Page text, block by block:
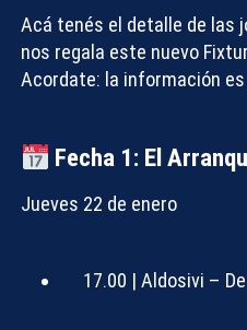
Acá tenés el detalle de las
nos regala este nuevo
Acordate: la información
Fecha 1: El
Jueves 22 de enero
17.00 | Aldosivi –
Compartir con: